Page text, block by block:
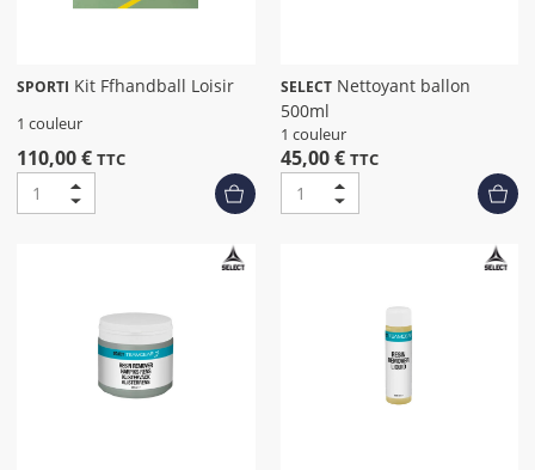
SPORTI Kit Ffhandball Loisir
1 couleur
110,00 € TTC
SELECTNettoyant ballon
500ml
1 couleur
45,00 € TTC